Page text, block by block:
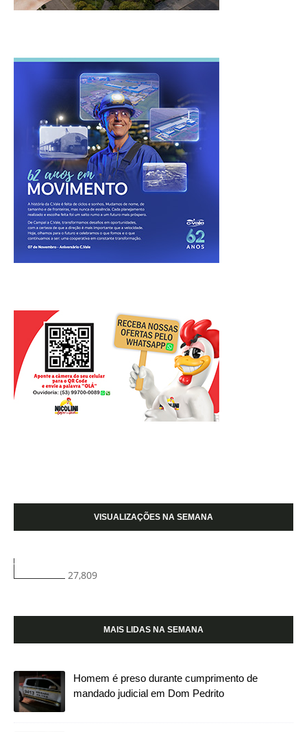
VISUALIZAÇÕES NA SEMANA
27,809
MAIS LIDAS NA SEMANA
Homem é preso durante cumprimento de
mandado judicial em Dom Pedrito